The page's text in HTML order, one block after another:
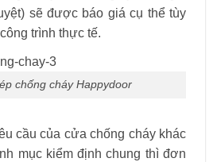
sẽ được báo giá cụ thể tùy
trình thực tế.
chống cháy Happydoor
cầu của cửa chống cháy khác
mục kiểm định chung thì đơn